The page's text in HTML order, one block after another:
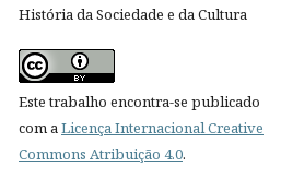
História da Sociedade e da Cultura
Este trabalho encontra-se publicado
com aLicença Internacional Creative
Commons Atribuição 4.0.